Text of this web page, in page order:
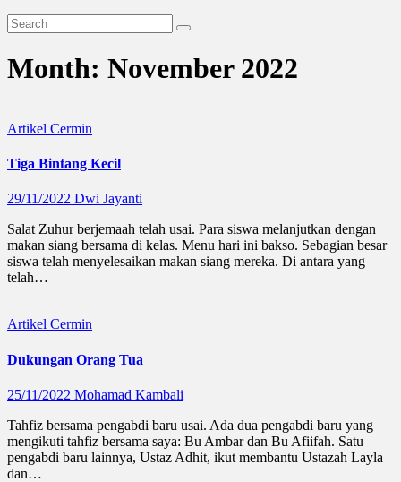
Month: November 2022
Artikel Cermin
Tiga Bintang Kecil
29/11/2022 Dwi Jayanti
Salat Zuhur berjemaah telah usai. Para siswa melanjutkan dengan
makan siang bersama di kelas. Menu hari ini bakso. Sebagian besar
siswa telah menyelesaikan makan siang mereka. Di antara yang
telah…
Artikel Cermin
Dukungan Orang Tua
25/11/2022 Mohamad Kambali
Tahfiz bersama pengabdi baru usai. Ada dua pengabdi baru yang
mengikuti tahfiz bersama saya: Bu Ambar dan Bu Afiifah. Satu
pengabdi baru lainnya, Ustaz Adhit, ikut membantu Ustazah Layla
dan…